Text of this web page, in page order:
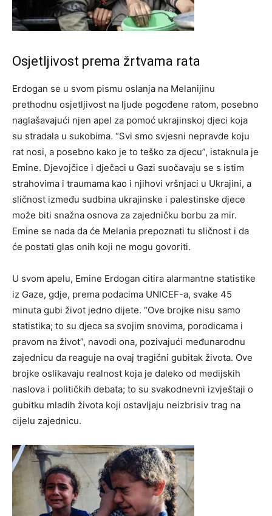
Osjetljivost prema žrtvama rata
Erdogan se u svom pismu oslanja na Melanijinu
prethodnu osjetljivost na ljude pogođene ratom, posebno
naglašavajući njen apel za pomoć ukrajinskoj djeci koja
su stradala u sukobima. “Svi smo svjesni nepravde koju
rat nosi, a posebno kako je to teško za djecu”, istaknula je
Emine. Djevojčice i dječaci u Gazi suočavaju se s istim
strahovima i traumama kao i njihovi vršnjaci u Ukrajini, a
sličnost između sudbina ukrajinske i palestinske djece
može biti snažna osnova za zajedničku borbu za mir.
Emine se nada da će Melania prepoznati tu sličnost i da
će postati glas onih koji ne mogu govoriti.
U svom apelu, Emine Erdogan citira alarmantne statistike
iz Gaze, gdje, prema podacima UNICEF-a, svake 45
minuta gubi život jedno dijete. “Ove brojke nisu samo
statistika; to su djeca sa svojim snovima, porodicama i
pravom na život”, navodi ona, pozivajući međunarodnu
zajednicu da reaguje na ovaj tragični gubitak života. Ove
brojke oslikavaju realnost koja je daleko od medijskih
naslova i političkih debata; to su svakodnevni izvještaji o
gubitku mladih života koji ostavljaju neizbrisiv trag na
cijelu zajednicu.